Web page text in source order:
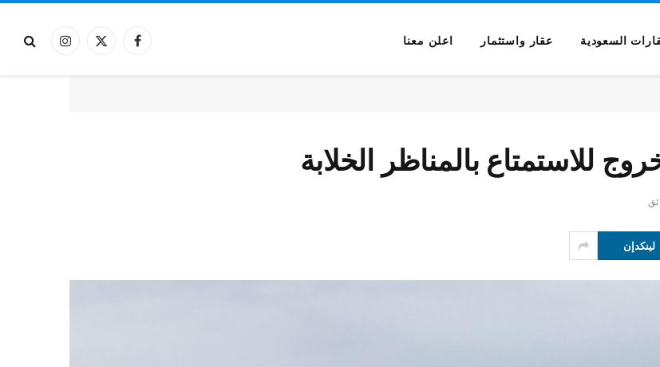
السعودية عقار واستثمار اعلن معنا فيسبوكX
الانستغرام
للاستمتاع بالمناظر الخلابة
لينكدإن